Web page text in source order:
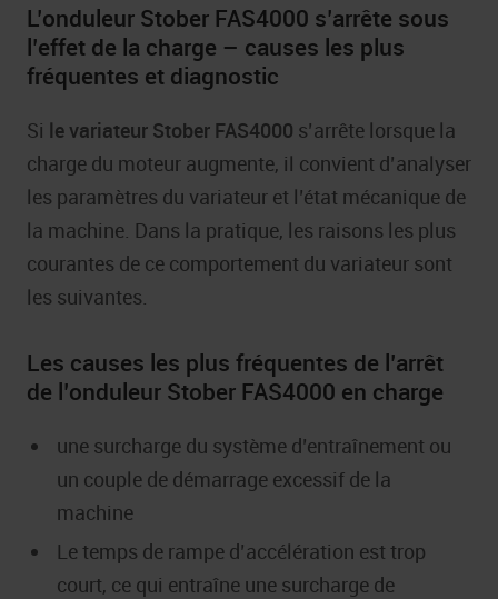
L’onduleur Stober FAS4000 s’arrête sous
l’effet de la charge – causes les plus
fréquentes et diagnostic
Si le variateur Stober FAS4000 s’arrête lorsque la
charge du moteur augmente, il convient d’analyser
les paramètres du variateur et l’état mécanique de
la machine. Dans la pratique, les raisons les plus
courantes de ce comportement du variateur sont
les suivantes.
Les causes les plus fréquentes de l’arrêt
de l’onduleur Stober FAS4000 en charge
une surcharge du système d’entraînement ou
un couple de démarrage excessif de la
machine
Le temps de rampe d’accélération est trop
court, ce qui entraîne une surcharge de